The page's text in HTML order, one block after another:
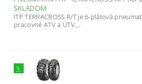
SKLADOM
ITP TERRACROSS R/T je 6-plátová
pracovné ATV a UTV...
3.